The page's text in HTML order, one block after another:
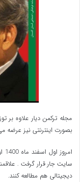
مجله ترکمن دیار علاوه بر
بصورت اینترنتی نیز عرضه
سایت جار قرار گرفت .
دیجیتالی هم مطالعه کنند.